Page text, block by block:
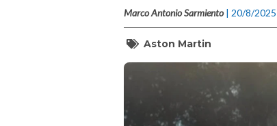
Marco Antonio Sarmiento | 20/8/2025
Aston Martin